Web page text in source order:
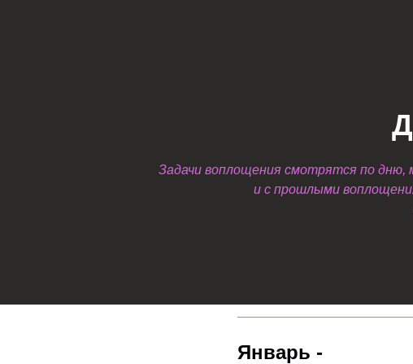
Задачи воплощения смотрятся по дню,
и с прошлыми
Январь -